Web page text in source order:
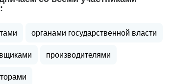
органами государственной власти
производителями